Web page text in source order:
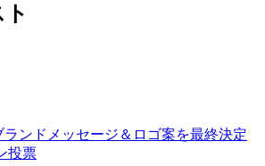
ランドメッセージ＆ロゴ案を最終決定
投票